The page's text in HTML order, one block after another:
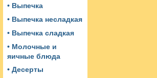
• Выпечка
• Выпечка несладкая
• Выпечка сладкая
• Молочные и
яичные блюда
• Десерты